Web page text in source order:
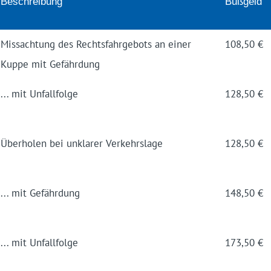
Miss­achtung des Rechts­fahr­gebots an einer
Kuppe mit Gefähr­dung
108,50 €
... mit Unfall­folge 128,50 €
Über­holen bei unklarer Verkehrs­lage 128,50 €
... mit Gefähr­dung 148,50 €
... mit Unfall­folge 173,50 €